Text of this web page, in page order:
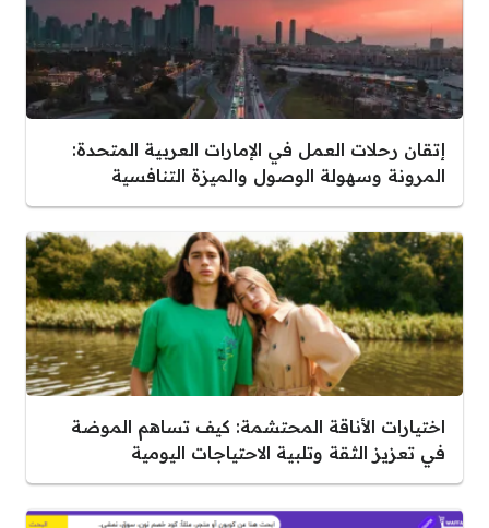
إتقان رحلات العمل في الإمارات العربية المتحدة:
المرونة وسهولة الوصول والميزة التنافسية
اختيارات الأناقة المحتشمة: كيف تساهم الموضة
في تعزيز الثقة وتلبية الاحتياجات اليومية